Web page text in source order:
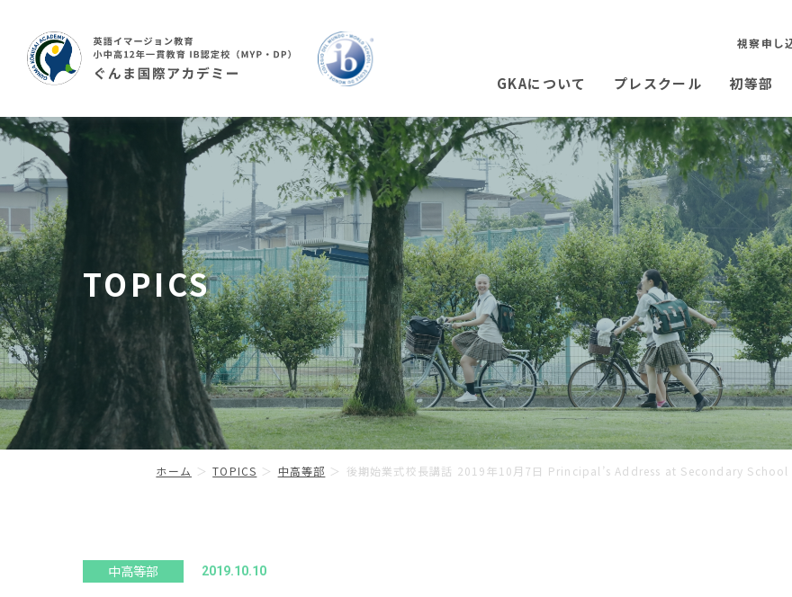
GKAについて プレスクール 初等部
視察申し
TOPICS
ホーム TOPICS 中高等部 後期始業式校長講話 2019年10月7日 Principal’s Address at Secondary
2019.10.10
中高等部